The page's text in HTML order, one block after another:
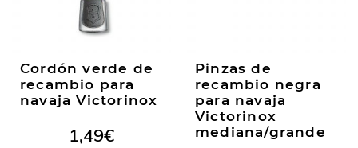
Cordón verde de
recambio para
navaja Victorinox
1,49€
Pinzas de
recambio negra
para navaja
Victorinox
mediana/grande